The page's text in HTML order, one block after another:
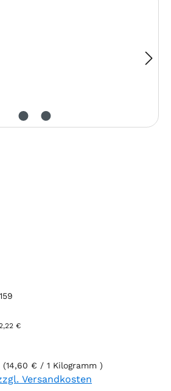
€
(14,60 € / 1 Kilogramm )
Versandkosten